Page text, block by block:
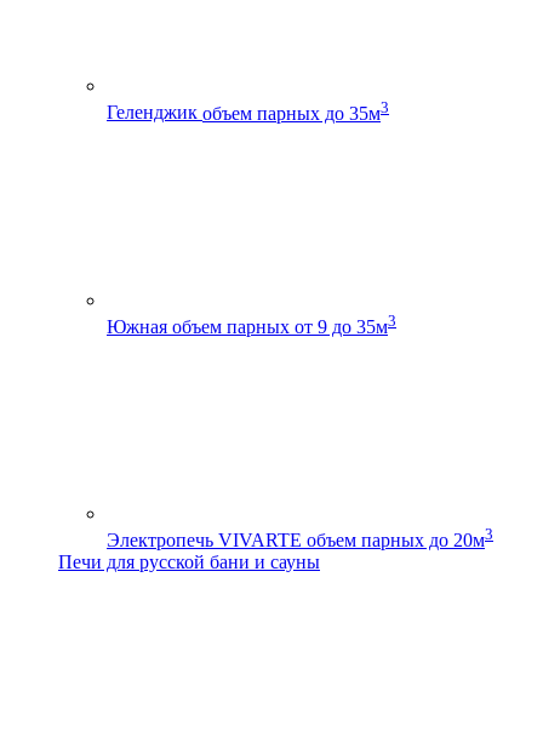
Геленджик объем парных до 35м3
Южная объем парных от 9 до 35м3
Электропечь VIVARTE объем парных до 20м3
Печи для русской бани и сауны